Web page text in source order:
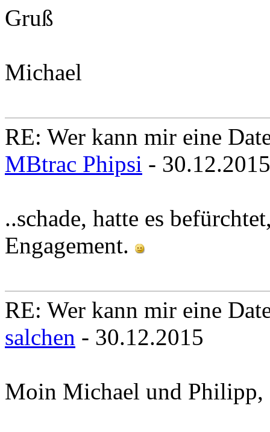
Gruß
Michael
RE: Wer kann mir eine
MBtrac Phipsi - 30.12.2015
..schade, hatte es
Engagement.
RE: Wer kann mir eine
salchen - 30.12.2015
Moin Michael und Philipp,